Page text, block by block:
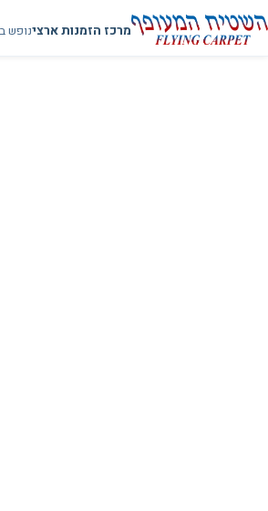
מרכז הזמנות ארצינופש